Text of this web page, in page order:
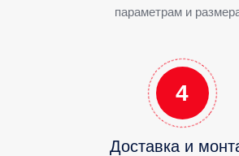
параметрам и
4
Доставка и